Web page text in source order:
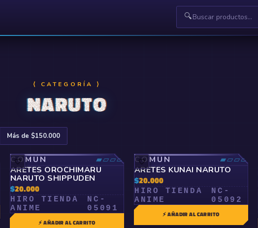
🔍
⟨ CATEGORÍA ⟩
NARUTO
Más de $150.000
🤍
COMÚN
▰▱▱▱
ARETES OROCHIMARU
NARUTO SHIPPUDEN
$20.000
HIRO TIENDA
ANIME
NC-
05091
⚡ AÑADIR AL CARRITO
🤍
COMÚN
▰▱▱▱
ARETES KUNAI NARUTO
$20.000
HIRO TIENDA
ANIME
NC-
05092
⚡ AÑADIR AL CARRITO